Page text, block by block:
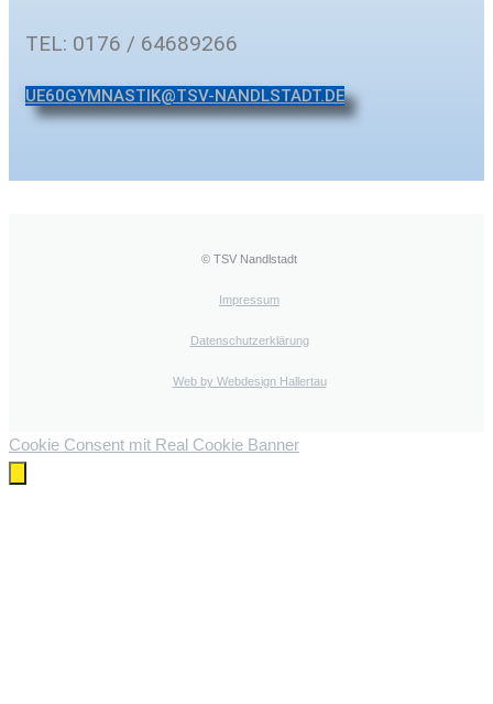
TEL: 0176 / 64689266
UE60GYMNASTIK@TSV-NANDLSTADT.DE
© TSV Nandlstadt
Impressum
Datenschutzerklärung
Web by Webdesign Hallertau
Cookie Consent mit Real Cookie Banner